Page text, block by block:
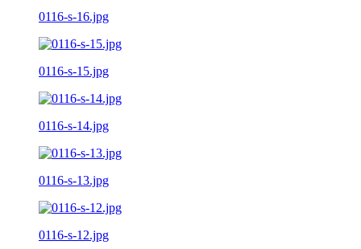
0116-s-16.jpg
0116-s-15.jpg
0116-s-14.jpg
0116-s-13.jpg
0116-s-12.jpg